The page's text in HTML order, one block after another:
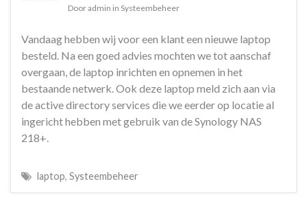
Dooradmin in Systeembeheer
Vandaag hebben wij voor een klant een nieuwe laptop
besteld. Na een goed advies mochten we tot aanschaf
overgaan, de laptop inrichten en opnemen in het
bestaande netwerk. Ook deze laptop meld zich aan via
de active directory services die we eerder op locatie al
ingericht hebben met gebruik van de Synology NAS
218+.
laptop, Systeembeheer